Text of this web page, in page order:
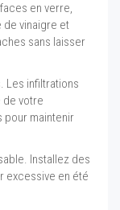
en verre,
de vinaigre et
sans laisser
Les infiltrations
votre
pour maintenir
Installez des
excessive en été